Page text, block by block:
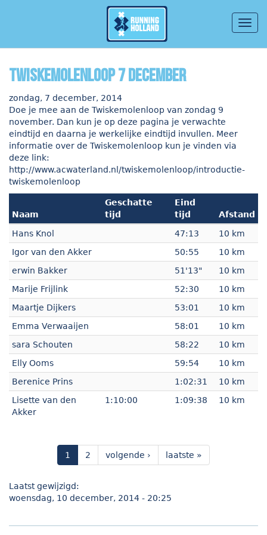
Overslaan en naar de inhoud gaan
Twiskemolenloop 7 december
zondag, 7 december, 2014
Doe je mee aan de Twiskemolenloop van zondag 9
november. Dan kun je op deze pagina je verwachte
eindtijd en daarna je werkelijke eindtijd invullen. Meer
informatie over de Twiskemolenloop kun je vinden via
deze link:
http://www.acwaterland.nl/twiskemolenloop/introductie-
twiskemolenloop
Naam
Geschatte
tijd
Eind
tijd
Afstand
Hans Knol
47:13
10 km
Igor van den Akker
50:55
10 km
erwin Bakker
51'13"
10 km
Marije Frijlink
52:30
10 km
Maartje Dijkers
53:01
10 km
Emma Verwaaijen
58:01
10 km
sara Schouten
58:22
10 km
Elly Ooms
59:54
10 km
Berenice Prins
1:02:31
10 km
Lisette van den
Akker
1:10:00 1:09:38 10 km
1 2 volgende › laatste »
Laatst gewijzigd:
woensdag, 10 december, 2014 - 20:25